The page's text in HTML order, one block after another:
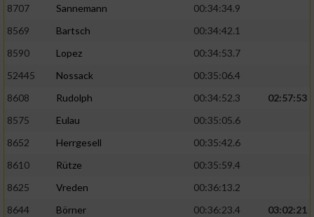
8707 Sannemann
00:34:34.9
8569
Bartsch
00:34:42.1
8590
Lopez
00:34:53.7
52445
Nossack
00:35:06.4
8608
Rudolph 00:34:52.3
02:57:53
8575
Eulau
00:35:05.6
8652
Herrgesell
00:35:42.6
8610
Rütze
00:35:59.4
8625
Vreden
00:36:13.2
8644
Börner 00:36:23.4
03:02:21